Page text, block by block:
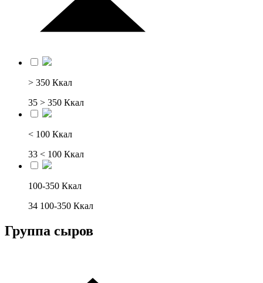
> 350 Ккал
35 > 350 Ккал
< 100 Ккал
33 < 100 Ккал
100-350 Ккал
34 100-350 Ккал
Группа сыров